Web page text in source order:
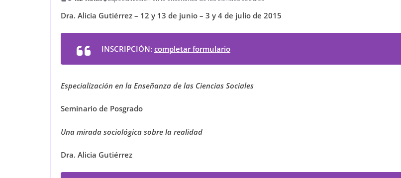
Dra. Alicia Gutiérrez – 12 y 13 de junio – 3 y 4 de julio de 2015
INSCRIPCIÓN: completar formulario
Especialización en la Enseñanza de las Ciencias Sociales
Seminario de Posgrado
Una mirada sociológica sobre la realidad
Dra. Alicia Gutiérrez